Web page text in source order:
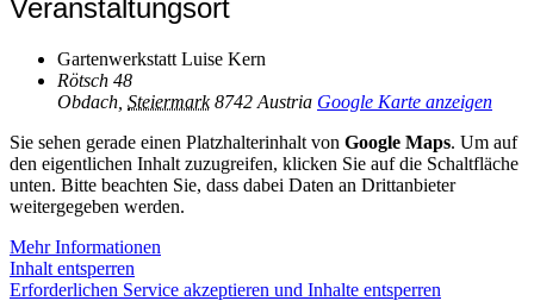
Veranstaltungsort
Gartenwerkstatt Luise Kern
Rötsch 48
Obdach Steiermark 8742 Austria Google Karte anzeigen
Sie sehen gerade einen Platzhalterinhalt von Google Maps. Um auf
den eigentlichen Inhalt zuzugreifen, klicken Sie auf die Schaltfläche
unten. Bitte beachten Sie, dass dabei Daten an Drittanbieter
weitergegeben werden.
Mehr Informationen
Inhalt entsperren
Erforderlichen Service akzeptieren und Inhalte entsperren